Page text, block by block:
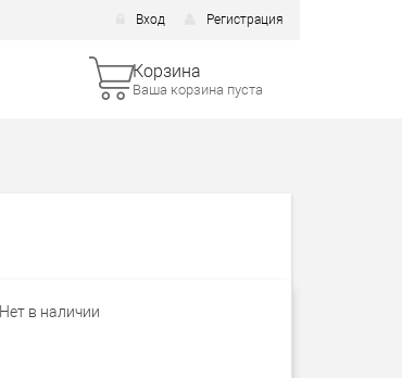
Вход Регистрация
Корзина
Ваша корзина пуста
Нет в наличии